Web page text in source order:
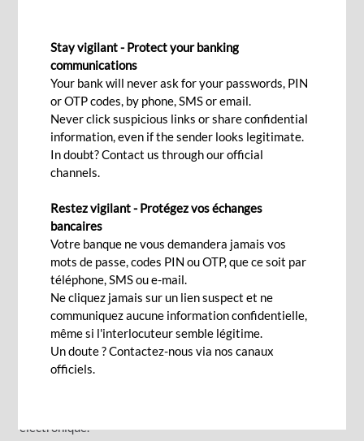
Une approche bancaire intégrée
En tant que seule banque à Maurice appartenant
à un groupe panafricain solide avec une forte
présence en Afrique de l'Ouest, du Centre et du
Nord, nous sommes le point de contact idéal pour
les investisseurs à la recherche de marchés
dynamiques pour le commerce et
l'investissement en Afrique et en Asie.
Notre appartenance au Groupe BCP et la vaste expertise de
ce dernier dans la conduite des affaires en Afrique et sur les
marchés émergents, font de nous des interlocuteurs
privilégiés et ouverts aux nouvelles opportunités de
électronique.
Stay vigilant - Protect your banking
communications
Your bank will never ask for your passwords, PIN
or OTP codes, by phone, SMS or email.
Never click suspicious links or share confidential
information, even if the sender looks legitimate.
In doubt? Contact us through our official
channels.
Restez vigilant - Protégez vos échanges
bancaires
Votre banque ne vous demandera jamais vos
mots de passe, codes PIN ou OTP, que ce soit par
téléphone, SMS ou e-mail.
Ne cliquez jamais sur un lien suspect et ne
communiquez aucune information confidentielle,
même si l'interlocuteur semble légitime.
Un doute ? Contactez-nous via nos canaux
officiels.